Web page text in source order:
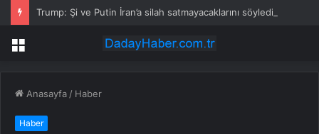
Trump: Şi ve Putin İran’a silah satmayacaklarını söyledi
Menü
Anasayfa / Haber
Haber